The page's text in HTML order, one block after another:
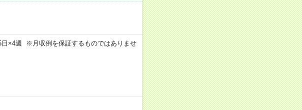
×4週 ※月収例を保証するものではありませ